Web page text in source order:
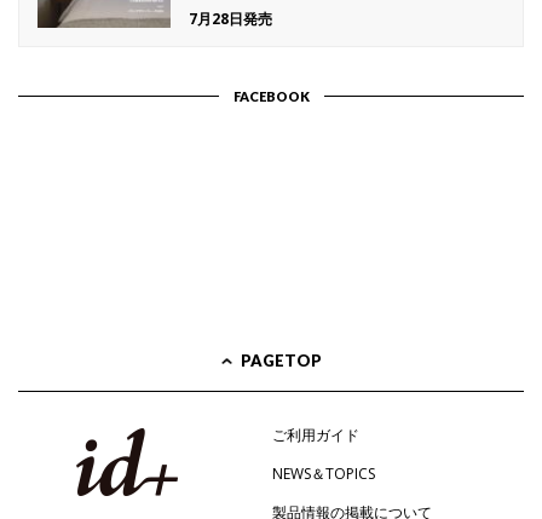
7月28日発売
FACEBOOK
PAGETOP
ご利用ガイド
NEWS＆TOPICS
製品情報の掲載について